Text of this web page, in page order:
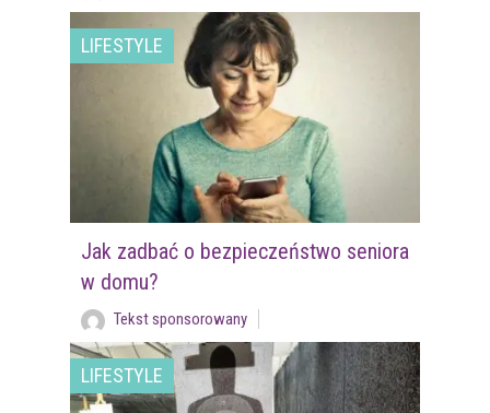
LIFESTYLE
Jak zadbać o bezpieczeństwo seniora
w domu?
Tekst sponsorowany
LIFESTYLE